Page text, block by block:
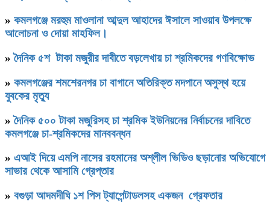
» কমলগঞ্জে মরহুম মাওলানা আব্দুল আহাদের ঈসালে সাওয়াব উপলক্ষে
আলোচনা ও দোয়া মাহফিল।
»দৈনিক ৫শ টাকা মজুরীর দাবীতে বড়লেখায় চা শ্রমিকদের গণবিক্ষোভ
» কমলগঞ্জের শমশেরনগর চা বাগানে অতিরিক্ত মদপানে অসুস্থ হয়ে
যুবকের মৃত্যু
»দৈনিক ৫০০ টাকা মজুরিসহ চা শ্রমিক ইউনিয়নের নির্বাচনের দাবিতে
কমলগঞ্জে চা-শ্রমিকদের মানববন্ধন
» এআই দিয়ে এমপি নাসের রহমানের অশ্লীল ভিডিও ছড়ানোর অভিযোগে
সাভার থেকে আসামি গ্রেপ্তার
» বগুড়া আদমদীঘি ১শ পিস ট্যাপেন্টাডলসহ একজন গ্রেফতার